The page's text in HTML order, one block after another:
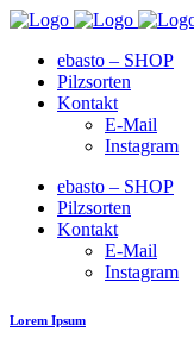
ebasto – SHOP
Pilzsorten
Kontakt
E-Mail
Instagram
ebasto – SHOP
Pilzsorten
Kontakt
E-Mail
Instagram
Lorem Ipsum